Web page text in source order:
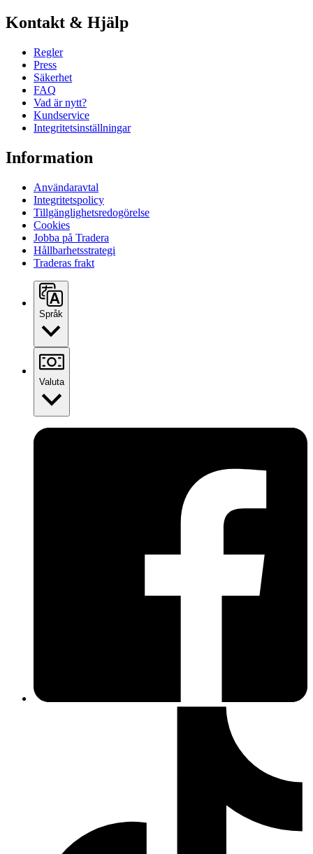
Kontakt & Hjälp
Regler
Press
Säkerhet
FAQ
Vad är nytt?
Kundservice
Integritetsinställningar
Information
Användaravtal
Integritetspolicy
Tillgänglighetsredogörelse
Cookies
Jobba på Tradera
Hållbarhetsstrategi
Traderas frakt
Språk
Valuta